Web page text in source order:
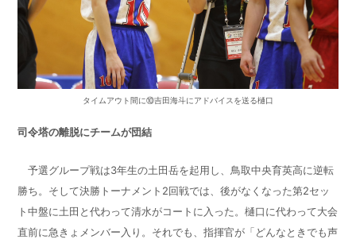
タイムアウト間に⑩吉田海斗にアドバイスを送る樋口
司令塔の離脱にチームが団結
予選グループ戦は3年生の土田岳を起用し、鳥取中央育英高に逆転
勝ち。そして決勝トーナメント2回戦では、後がなくなった第2セッ
ト中盤に土田と代わって清水がコートに入った。樋口に代わって大会
直前に急きょメンバー入り。それでも、指揮官が「どんなときでも声